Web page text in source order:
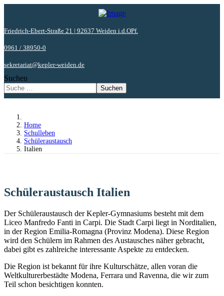
Friedrich-Ebert-Straße 21 | 92637 Weiden i.d.OPf.
0961 / 38950-0
sekretariat@kepler-weiden.de
Suchen
Suchen
Home
Schulleben
Schüleraustausch
Italien
Schüleraustausch Italien
Der Schüleraustausch der Kepler-Gymnasiums besteht mit dem
Liceo Manfredo Fanti in Carpi. Die Stadt Carpi liegt in Norditalien,
in der Region Emilia-Romagna (Provinz Modena). Diese Region
wird den Schülern im Rahmen des Austausches näher gebracht,
dabei gibt es zahlreiche interessante Aspekte zu entdecken.
Die Region ist bekannt für ihre Kulturschätze, allen voran die
Weltkulturerbestädte Modena, Ferrara und Ravenna, die wir zum
Teil schon besichtigen konnten.